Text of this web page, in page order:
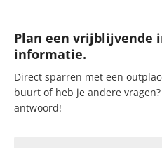
Plan een vrijblijvende
informatie.
Direct sparren met een
buurt of heb je andere
antwoord!